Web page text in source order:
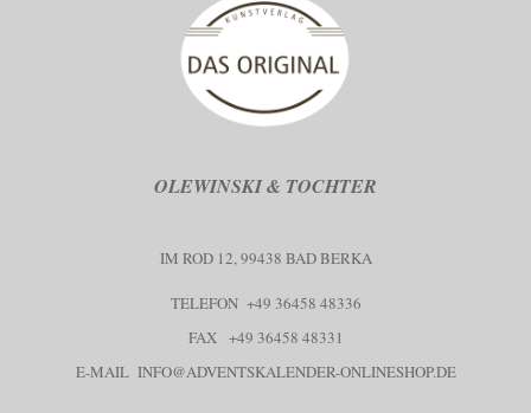
OLEWINSKI & TOCHTER
IM ROD 12, 99438 BAD BERKA
TELEFON +49 36458 48336
FAX +49 36458 48331
E-MAIL INFO@ADVENTSKALENDER-ONLINESHOP.DE